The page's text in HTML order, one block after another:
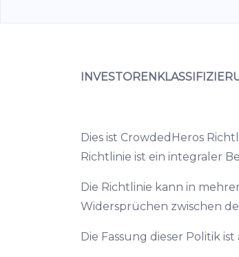
Dies ist CrowdedHeros
Richtlinie ist ein integraler
Die Richtlinie kann in
Widersprüchen zwischen
Die Fassung dieser Politik ist